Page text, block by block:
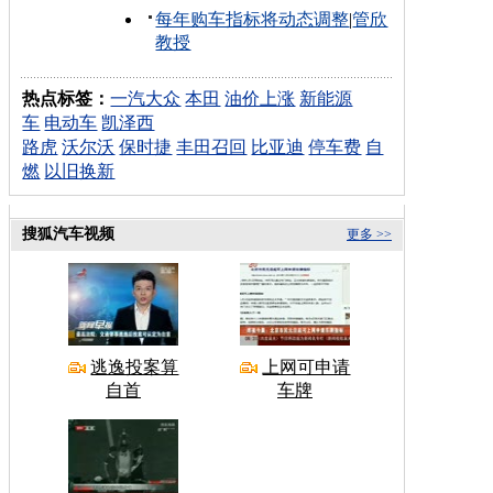
每年购车指标将动态调整|管欣
教授
热点标签：一汽大众 本田 油价上涨 新能源
车 电动车 凯泽西
路虎 沃尔沃 保时捷 丰田召回 比亚迪 停车费 自
燃 以旧换新
更多 >>
搜狐汽车视频
逃逸投案算
自首
上网可申请
车牌